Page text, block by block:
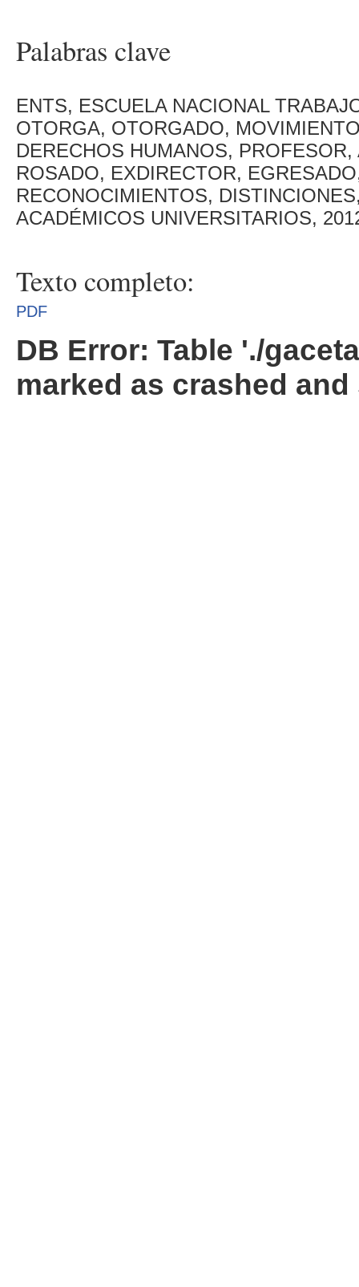
Palabras clave
ENTS, ESCUELA NACIONAL
OTORGA, OTORGADO,
DERECHOS HUMANOS,
ROSADO, EXDIRECTOR,
RECONOCIMIENTOS,
ACADÉMICOS UNIVERSITARIOS,
Texto completo:
PDF
DB Error: Table './
marked as crashed